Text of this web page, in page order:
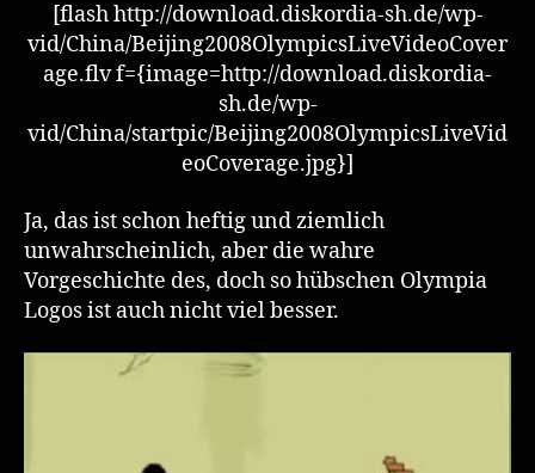
[flash http://download.diskordia-sh.de/wp-
vid/China/Beijing2008OlympicsLiveVideoCover
age.flv f={image=http://download.diskordia-
sh.de/wp-
vid/China/startpic/Beijing2008OlympicsLiveVid
eoCoverage.jpg}]
Ja, das ist schon heftig und ziemlich
unwahrscheinlich, aber die wahre
Vorgeschichte des, doch so hübschen Olympia
Logos ist auch nicht viel besser.